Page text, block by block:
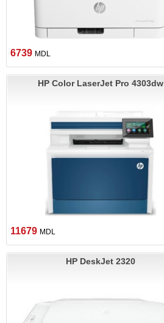
6739 MDL
HP Color LaserJet Pro 4303dw
11679 MDL
HP DeskJet 2320